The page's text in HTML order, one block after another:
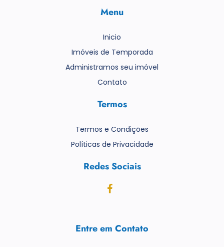
Menu
Inicio
Imóveis de Temporada
Administramos seu imóvel
Contato
Termos
Termos e Condições
Políticas de Privacidade
Redes Sociais
Entre em Contato